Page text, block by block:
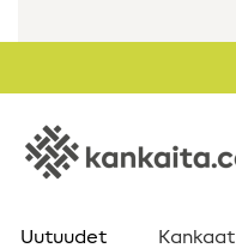
Uutuudet Kankaat